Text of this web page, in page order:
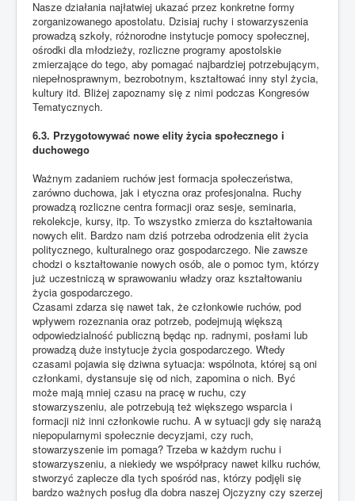
Nasze działania najłatwiej ukazać przez konkretne formy
zorganizowanego apostolatu. Dzisiaj ruchy i stowarzyszenia
prowadzą szkoły, różnorodne instytucje pomocy społecznej,
ośrodki dla młodzieży, rozliczne programy apostolskie
zmierzające do tego, aby pomagać najbardziej potrzebującym,
niepełnosprawnym, bezrobotnym, kształtować inny styl życia,
kultury itd. Bliżej zapoznamy się z nimi podczas Kongresów
Tematycznych.
6.3. Przygotowywać nowe elity życia społecznego i
duchowego
Ważnym zadaniem ruchów jest formacja społeczeństwa,
zarówno duchowa, jak i etyczna oraz profesjonalna. Ruchy
prowadzą rozliczne centra formacji oraz sesje, seminaria,
rekolekcje, kursy, itp. To wszystko zmierza do kształtowania
nowych elit. Bardzo nam dziś potrzeba odrodzenia elit życia
politycznego, kulturalnego oraz gospodarczego. Nie zawsze
chodzi o kształtowanie nowych osób, ale o pomoc tym, którzy
już uczestniczą w sprawowaniu władzy oraz kształtowaniu
życia gospodarczego.
Czasami zdarza się nawet tak, że członkowie ruchów, pod
wpływem rozeznania oraz potrzeb, podejmują większą
odpowiedzialność publiczną będąc np. radnymi, posłami lub
prowadzą duże instytucje życia gospodarczego. Wtedy
czasami pojawia się dziwna sytuacja: wspólnota, której są oni
członkami, dystansuje się od nich, zapomina o nich. Być
może mają mniej czasu na pracę w ruchu, czy
stowarzyszeniu, ale potrzebują też większego wsparcia i
formacji niż inni członkowie ruchu. A w sytuacji gdy się narażą
niepopularnymi społecznie decyzjami, czy ruch,
stowarzyszenie im pomaga? Trzeba w każdym ruchu i
stowarzyszeniu, a niekiedy we współpracy nawet kilku ruchów,
stworzyć zaplecze dla tych spośród nas, którzy podjęli się
bardzo ważnych posług dla dobra naszej Ojczyzny czy szerzej